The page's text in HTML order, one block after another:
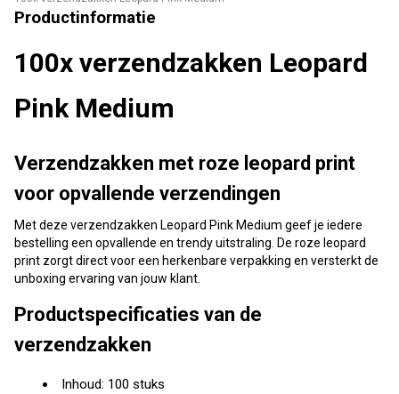
Productinformatie
100x verzendzakken Leopard
Pink Medium
Verzendzakken met roze leopard print
voor opvallende verzendingen
Met deze verzendzakken Leopard Pink Medium geef je iedere
bestelling een opvallende en trendy uitstraling. De roze leopard
print zorgt direct voor een herkenbare verpakking en versterkt de
unboxing ervaring van jouw klant.
Productspecificaties van de
verzendzakken
Inhoud: 100 stuks